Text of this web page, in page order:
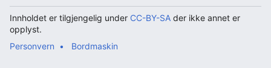
Innholdet er tilgjengelig under CC-BY-SA der ikke annet er
opplyst.
Personvern
Bordmaskin